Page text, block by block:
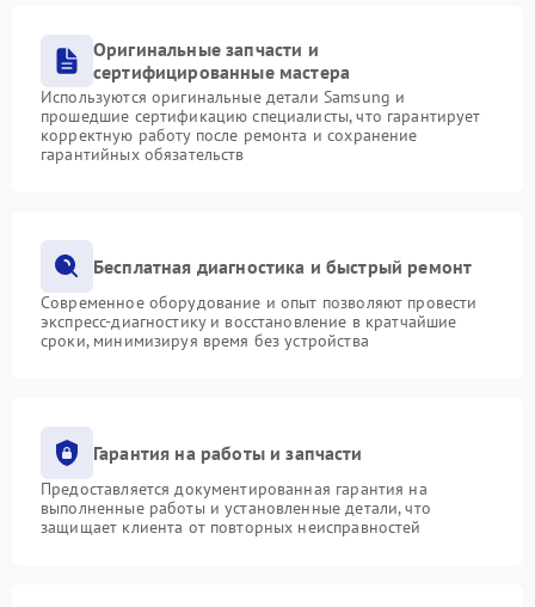
Оригинальные запчасти и
сертифицированные мастера
Используются оригинальные детали Samsung и
прошедшие сертификацию специалисты, что гарантирует
корректную работу после ремонта и сохранение
гарантийных обязательств
Бесплатная диагностика и быстрый ремонт
Современное оборудование и опыт позволяют провести
экспресс-диагностику и восстановление в кратчайшие
сроки, минимизируя время без устройства
Гарантия на работы и запчасти
Предоставляется документированная гарантия на
выполненные работы и установленные детали, что
защищает клиента от повторных неисправностей